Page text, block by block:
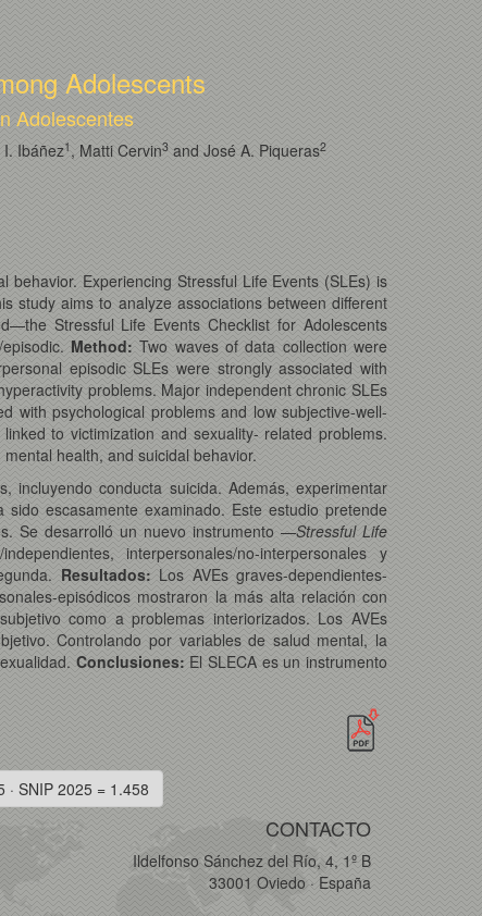
Adolescents
Adolescentes
Ibáñez1 , Matti Cervin3and José A. Piqueras2
Experiencing Stressful Life Events (SLEs) is
study aims to analyze associations between different
Stressful Life Events Checklist for Adolescents
episodic.Method: Two waves of data collection were
episodic SLEs were strongly associated with
problems. Major independent chronic SLEs
with psychological problems and low subjective-well-
to victimization and sexuality- related problems.
health, and suicidal behavior.
incluyendo conducta suicida. Además, experimentar
escasamente examinado. Este estudio pretende
Se desarrolló un nuevo instrumento —Stressful Life
interpersonales/no-interpersonales y
Resultados: Los AVEs graves-dependientes-
episódicos mostraron la más alta relación con
como a problemas interiorizados. Los AVEs
Controlando por variables de salud mental, la
Conclusiones: El SLECA es un instrumento
· SNIP 2025 = 1.458
CONTACTO
Ildelfonso Sánchez del Río, 4, 1º B
33001 Oviedo · España